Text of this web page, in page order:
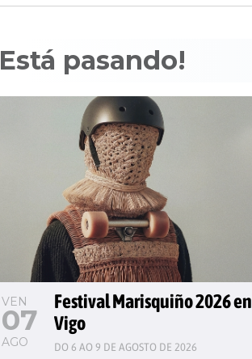
Está pasando!
VEN
07
AGO
Festival Marisquiño 2026 en
Vigo
DO 6 AO 9 DE AGOSTO DE 2026